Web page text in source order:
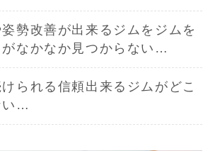
勢改善が出来るジムをジムを
なかなか見つからない…
られる信頼出来るジムがどこ
い…